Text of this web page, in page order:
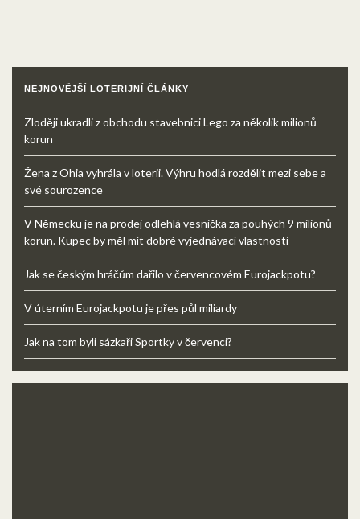
NEJNOVĚJŠÍ LOTERIJNÍ ČLÁNKY
Zloději ukradli z obchodu stavebnici Lego za několik milionů
korun
Žena z Ohia vyhrála v loterii. Výhru hodlá rozdělit mezi sebe a
své sourozence
V Německu je na prodej odlehlá vesnička za pouhých 9 milionů
korun. Kupec by měl mít dobré vyjednávací vlastnosti
Jak se českým hráčům dařilo v červencovém Eurojackpotu?
V úterním Eurojackpotu je přes půl miliardy
Jak na tom byli sázkaři Sportky v červenci?